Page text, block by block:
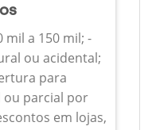
mil a 150 mil; -
ou acidental;
para
ou parcial por
em lojas,